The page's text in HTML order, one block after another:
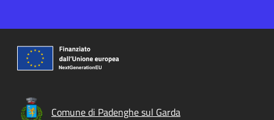
Comune di Padenghe sul Garda